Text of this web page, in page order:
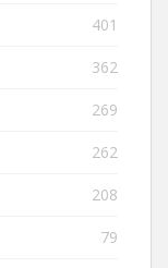
401
362
269
262
208
79